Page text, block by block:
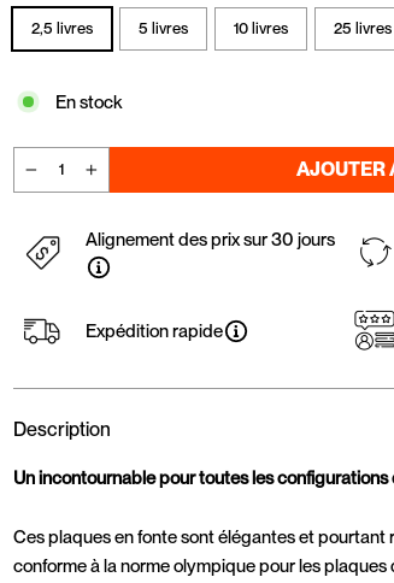
2,5 livres 5 livres 10 livres 25 livres
En stock
AJOUTER
Alignement des prix sur 30 jours
Expédition rapide
Description
Un incontournable pour toutes les configurations
Ces plaques en fonte sont élégantes et pourtant
conforme à la norme olympique pour les